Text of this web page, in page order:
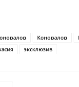
Коновалов
эксклюзив